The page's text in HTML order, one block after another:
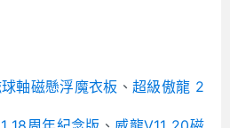
軸磁懸浮魔衣板 、超級傲龍 2